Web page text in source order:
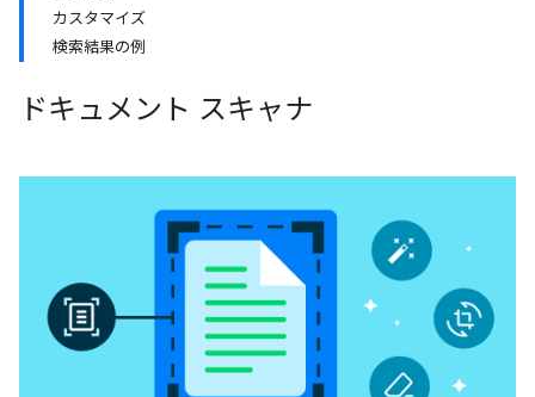
カスタマイズ
検索結果の例
ドキュメント スキャナ